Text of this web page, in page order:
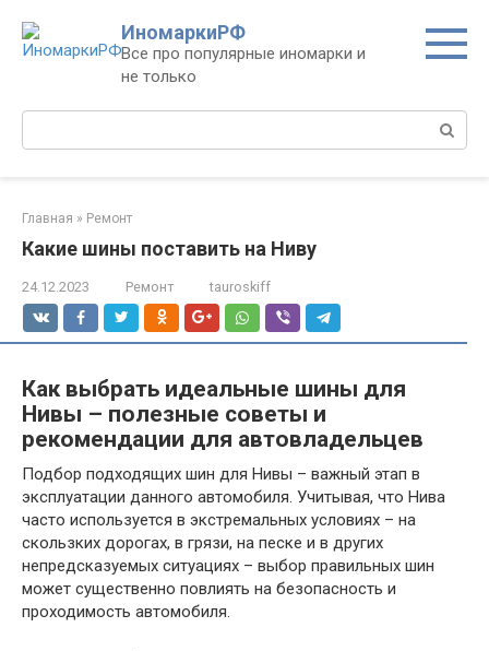
контенту
ИномаркиРФ
Все про популярные иномарки и
не только
Поиск:
Главная » Ремонт
Какие шины поставить на Ниву
24.12.2023 Ремонт tauroskiff
Как выбрать идеальные шины для
Нивы – полезные советы и
рекомендации для автовладельцев
Подбор подходящих шин для Нивы – важный этап в
эксплуатации данного автомобиля. Учитывая, что Нива
часто используется в экстремальных условиях – на
скользких дорогах, в грязи, на песке и в других
непредсказуемых ситуациях – выбор правильных шин
может существенно повлиять на безопасность и
проходимость автомобиля.